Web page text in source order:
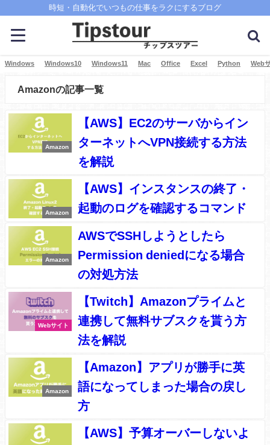
時短・自動化でいつもの仕事をラクにするブログ
Windows Windows10 Windows11 Mac Office Excel Python Web
Amazonの記事一覧
Amazon
【AWS】EC2のサーバからイン
ターネットへVPN接続する方法
を解説
Amazon
【AWS】インスタンスの終了・
起動のログを確認するコマンド
Amazon
AWSでSSHしようとしたら
Permission deniedになる場合
の対処方法
Webサイト
【Twitch】Amazonプライムと
連携して無料サブスクを貰う方
法を解説
Amazon
【Amazon】アプリが勝手に英
語になってしまった場合の戻し
方
【AWS】予算オーバーしないよ